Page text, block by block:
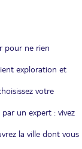
pour ne rien
exploration et
votre
un expert : vivez
la ville dont vous